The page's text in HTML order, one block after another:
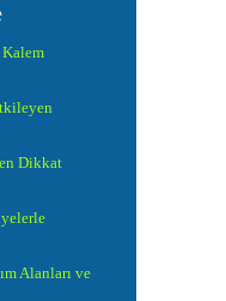
Dikkat
Alanları ve